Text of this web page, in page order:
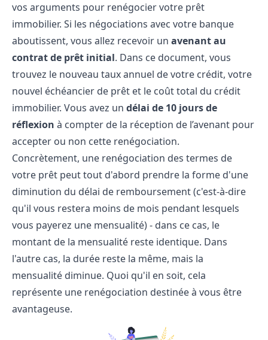
vos arguments pour renégocier votre prêt
immobilier. Si les négociations avec votre banque
aboutissent, vous allez recevoir un avenant au
contrat de prêt initial. Dans ce document, vous
trouvez le nouveau taux annuel de votre crédit, votre
nouvel échéancier de prêt et le coût total du crédit
immobilier. Vous avez un délai de 10 jours de
réflexion à compter de la réception de l’avenant pour
accepter ou non cette renégociation.
Concrètement, une renégociation des termes de
votre prêt peut tout d'abord prendre la forme d'une
diminution du délai de remboursement (c'est-à-dire
qu'il vous restera moins de mois pendant lesquels
vous payerez une mensualité) - dans ce cas, le
montant de la mensualité reste identique. Dans
l'autre cas, la durée reste la même, mais la
mensualité diminue. Quoi qu'il en soit, cela
représente une renégociation destinée à vous être
avantageuse.